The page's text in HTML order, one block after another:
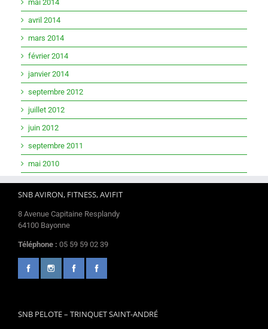
mai 2014
avril 2014
mars 2014
février 2014
janvier 2014
septembre 2012
juillet 2012
juin 2012
septembre 2011
mai 2010
SNB AVIRON, FITNESS, AVIFIT
8 Avenue Capitaine Resplandy
64100 Bayonne
Téléphone : 05 59 59 02 39
SNB PELOTE – TRINQUET SAINT-ANDRÉ